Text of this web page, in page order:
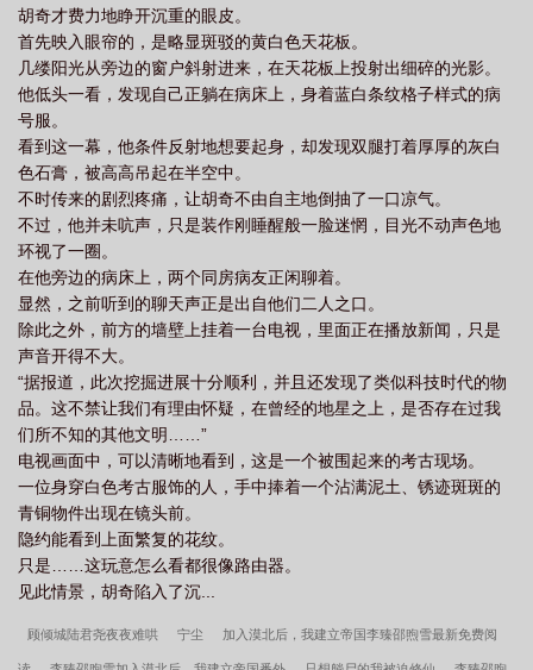
胡奇才费力地睁开沉重的眼皮。
首先映入眼帘的，是略显斑驳的黄白色天花板。
几缕阳光从旁边的窗户斜射进来，在天花板上投射出细碎的光影。
他低头一看，发现自己正躺在病床上，身着蓝白条纹格子样式的病
号服。
看到这一幕，他条件反射地想要起身，却发现双腿打着厚厚的灰白
色石膏，被高高吊起在半空中。
不时传来的剧烈疼痛，让胡奇不由自主地倒抽了一口凉气。
不过，他并未吭声，只是装作刚睡醒般一脸迷惘，目光不动声色地
环视了一圈。
在他旁边的病床上，两个同房病友正闲聊着。
显然，之前听到的聊天声正是出自他们二人之口。
除此之外，前方的墙壁上挂着一台电视，里面正在播放新闻，只是
声音开得不大。
“据报道，此次挖掘进展十分顺利，并且还发现了类似科技时代的物
品。这不禁让我们有理由怀疑，在曾经的地星之上，是否存在过我
们所不知的其他文明……”
电视画面中，可以清晰地看到，这是一个被围起来的考古现场。
一位身穿白色考古服饰的人，手中捧着一个沾满泥土、锈迹斑斑的
青铜物件出现在镜头前。
隐约能看到上面繁复的花纹。
只是……这玩意怎么看都很像路由器。
见此情景，胡奇陷入了沉...
顾倾城陆君尧夜夜难哄 宁尘 加入漠北后，我建立帝国李臻邵煦雪最新免费阅